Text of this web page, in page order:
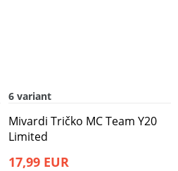
6 variant
Mivardi Tričko MC Team Y20
Limited
17,99 EUR